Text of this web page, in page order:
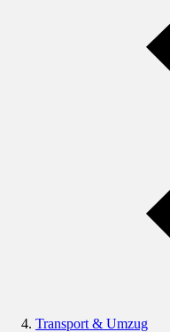
Transport & Umzug